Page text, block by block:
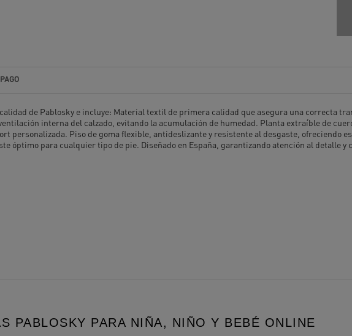
PAGO
de Pablosky e incluye: Material textil de primera calidad que asegura una correcta
interna del calzado, evitando la acumulación de humedad. Planta extraíble de
personalizada. Piso de goma flexible, antideslizante y resistente al desgaste, ofreciendo
óptimo para cualquier tipo de pie. Diseñado en España, garantizando atención al detalle y
PABLOSKY PARA NIÑA, NIÑO Y BEBÉ ONLINE